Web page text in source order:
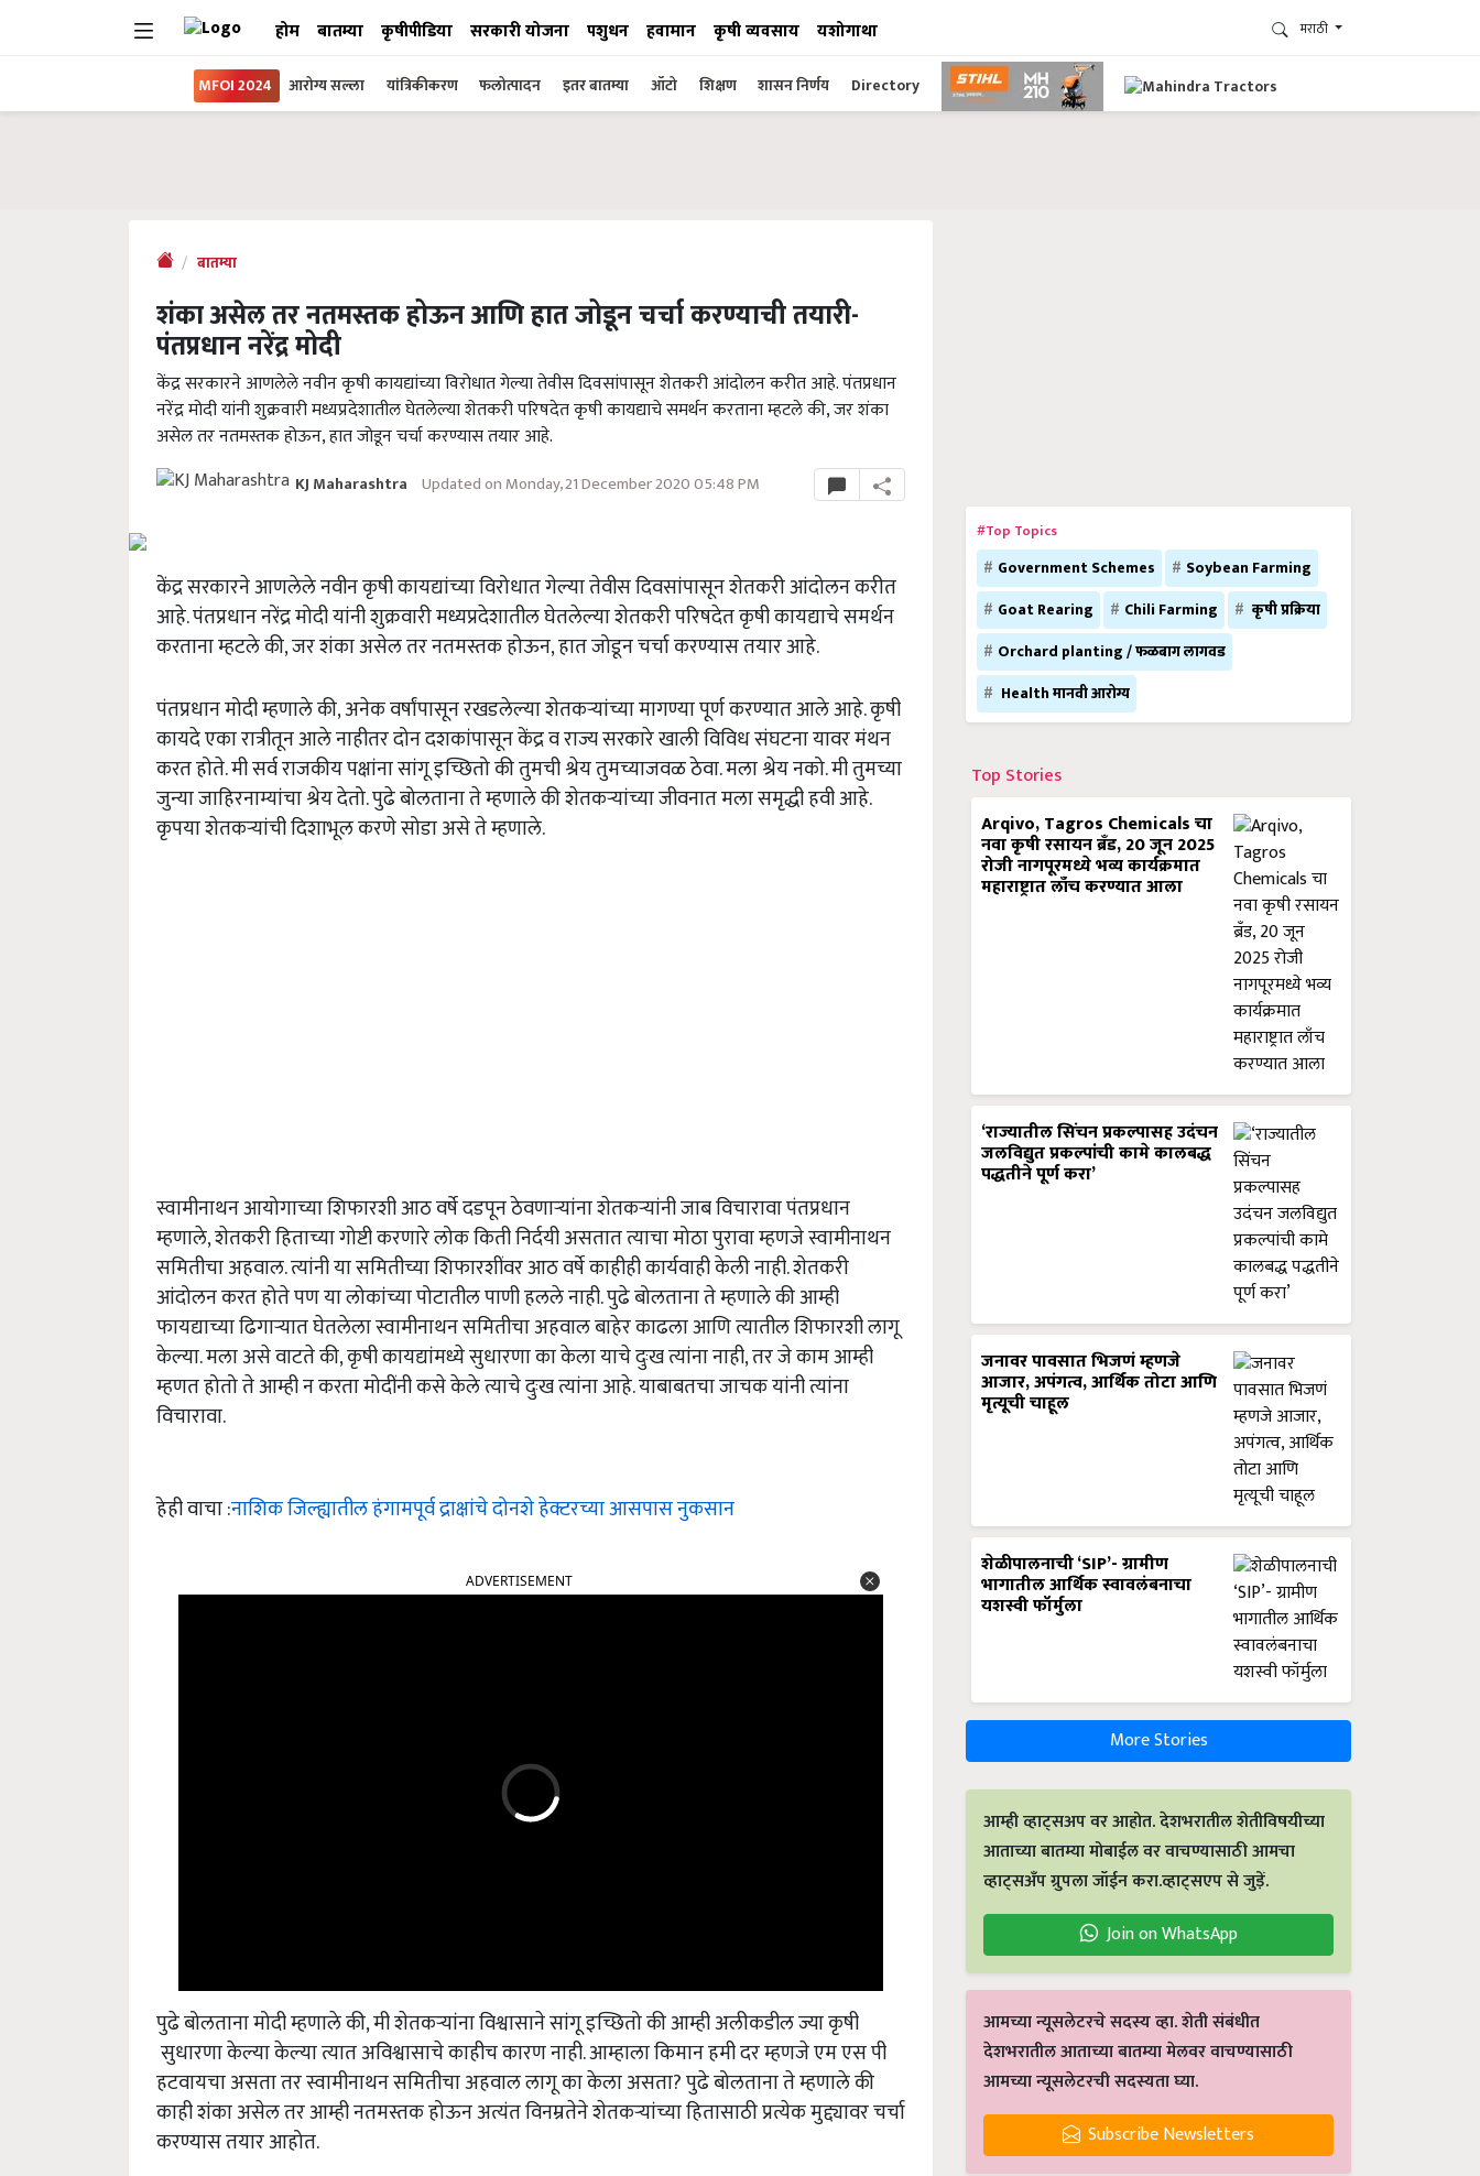
होम बातम्या कृषीपीडिया सरकारी योजना पशुधन हवामान कृषी व्यवसाय यशोगाथा मराठी
MFOI 2024 आरोग्य सल्ला यांत्रिकीकरण फलोत्पादन इतर बातम्या ऑटो शिक्षण शासन निर्णय Directory
बातम्या
शंका असेल तर नतमस्तक होऊन आणि हात जोडून चर्चा करण्याची तयारी-
पंतप्रधान नरेंद्र मोदी
केंद्र सरकारने आणलेले नवीन कृषी कायद्यांच्या विरोधात गेल्या तेवीस दिवसांपासून शेतकरी आंदोलन करीत आहे. पंतप्रधान
नरेंद्र मोदी यांनी शुक्रवारी मध्यप्रदेशातील घेतलेल्या शेतकरी परिषदेत कृषी कायद्याचे समर्थन करताना म्हटले की, जर शंका
असेल तर नतमस्तक होऊन, हात जोडून चर्चा करण्यास तयार आहे.
KJ Maharashtra Updated on Monday, 21 December 2020 05:48 PM
केंद्र सरकारने आणलेले नवीन कृषी कायद्यांच्या विरोधात गेल्या तेवीस दिवसांपासून शेतकरी आंदोलन करीत
आहे. पंतप्रधान नरेंद्र मोदी यांनी शुक्रवारी मध्यप्रदेशातील घेतलेल्या शेतकरी परिषदेत कृषी कायद्याचे समर्थन
करताना म्हटले की, जर शंका असेल तर नतमस्तक होऊन, हात जोडून चर्चा करण्यास तयार आहे.
पंतप्रधान मोदी म्हणाले की, अनेक वर्षांपासून रखडलेल्या शेतकऱ्यांच्या मागण्या पूर्ण करण्यात आले आहे. कृषी
कायदे एका रात्रीतून आले नाहीतर दोन दशकांपासून केंद्र व राज्य सरकारे खाली विविध संघटना यावर मंथन
करत होते. मी सर्व राजकीय पक्षांना सांगू इच्छितो की तुमची श्रेय तुमच्याजवळ ठेवा. मला श्रेय नको. मी तुमच्या
जुन्या जाहिरनाम्यांचा श्रेय देतो. पुढे बोलताना ते म्हणाले की शेतकऱ्यांच्या जीवनात मला समृद्धी हवी आहे.
कृपया शेतकऱ्यांची दिशाभूल करणे सोडा असे ते म्हणाले.
स्वामीनाथन आयोगाच्या शिफारशी आठ वर्षे दडपून ठेवणाऱ्यांना शेतकऱ्यांनी जाब विचारावा पंतप्रधान
म्हणाले, शेतकरी हिताच्या गोष्टी करणारे लोक किती निर्दयी असतात त्याचा मोठा पुरावा म्हणजे स्वामीनाथन
समितीचा अहवाल. त्यांनी या समितीच्या शिफारशींवर आठ वर्षे काहीही कार्यवाही केली नाही. शेतकरी
आंदोलन करत होते पण या लोकांच्या पोटातील पाणी हलले नाही. पुढे बोलताना ते म्हणाले की आम्ही
फायद्याच्या ढिगार्‍यात घेतलेला स्वामीनाथन समितीचा अहवाल बाहेर काढला आणि त्यातील शिफारशी लागू
केल्या. मला असे वाटते की, कृषी कायद्यांमध्ये सुधारणा का केला याचे दुःख त्यांना नाही, तर जे काम आम्ही
म्हणत होतो ते आम्ही न करता मोदींनी कसे केले त्याचे दुःख त्यांना आहे. याबाबतचा जाचक यांनी त्यांना
विचारावा.
हेही वाचा :नाशिक जिल्ह्यातील हंगामपूर्व द्राक्षांचे दोनशे हेक्टरच्या आसपास नुकसान
पुढे बोलताना मोदी म्हणाले की, मी शेतकऱ्यांना विश्वासाने सांगू इच्छितो की आम्ही अलीकडील ज्या कृषी
सुधारणा केल्या केल्या त्यात अविश्वासाचे काहीच कारण नाही. आम्हाला किमान हमी दर म्हणजे एम एस पी
हटवायचा असता तर स्वामीनाथन समितीचा अहवाल लागू का केला असता? पुढे बोलताना ते म्हणाले की
काही शंका असेल तर आम्ही नतमस्तक होऊन अत्यंत विनम्रतेने शेतकऱ्यांच्या हितासाठी प्रत्येक मुद्द्यावर चर्चा
करण्यास तयार आहोत.
#Top Topics
Government Schemes
Soybean Farming
Goat Rearing
Chili Farming
कृषी प्रक्रिया
Orchard planting / फळबाग लागवड
Health मानवी आरोग्य
Top Stories
Arqivo, Tagros Chemicals चा
नवा कृषी रसायन ब्रँड, 20 जून 2025
रोजी नागपूरमध्ये भव्य कार्यक्रमात
महाराष्ट्रात लाँच करण्यात आला
‘राज्यातील सिंचन प्रकल्पासह उदंचन
जलविद्युत प्रकल्पांची कामे कालबद्ध
पद्धतीने पूर्ण करा’
जनावर पावसात भिजणं म्हणजे
आजार, अपंगत्व, आर्थिक तोटा आणि
मृत्यूची चाहूल
शेळीपालनाची ‘SIP’- ग्रामीण
भागातील आर्थिक स्वावलंबनाचा
यशस्वी फॉर्मुला
More Stories
आम्ही व्हाट्सअप वर आहोत. देशभरातील शेतीविषयीच्या
आताच्या बातम्या मोबाईल वर वाचण्यासाठी आमचा
व्हाट्सअँप ग्रुपला जॉईन करा.व्हाट्सएप से जुड़ें.
Join on WhatsApp
आमच्या न्यूसलेटरचे सदस्य व्हा. शेती संबंधीत
देशभरातील आताच्या बातम्या मेलवर वाचण्यासाठी
आमच्या न्यूसलेटरची सदस्यता घ्या.
Subscribe Newsletters